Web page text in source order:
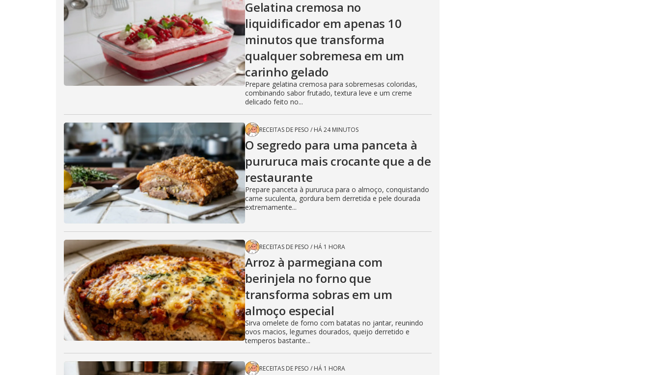
Gelatina cremosa no
liquidificador em apenas 10
minutos que transforma
qualquer sobremesa em um
carinho gelado
Prepare gelatina cremosa para sobremesas coloridas,
combinando sabor frutado, textura leve e um creme
delicado feito no...
RECEITAS DE PESO / HÁ 24 MINUTOS
O segredo para uma panceta à
pururuca mais crocante que a de
restaurante
Prepare panceta à pururuca para o almoço, conquistando
carne suculenta, gordura bem derretida e pele dourada
extremamente...
RECEITAS DE PESO / HÁ 1 HORA
Arroz à parmegiana com
berinjela no forno que
transforma sobras em um
almoço especial
Sirva omelete de forno com batatas no jantar, reunindo
ovos macios, legumes dourados, queijo derretido e
temperos bastante...
RECEITAS DE PESO / HÁ 1 HORA